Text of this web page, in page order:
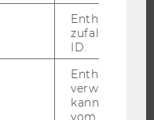
Enthält eine
ID.
Enthält ein
verwendet
kann, um
vom AMP-